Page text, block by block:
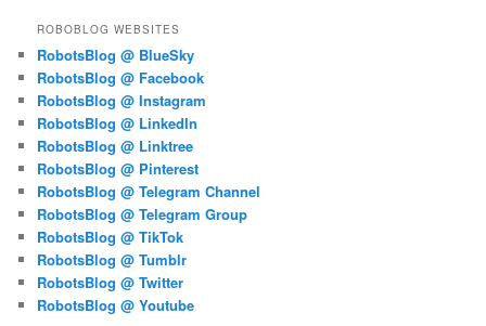
ROBOBLOG WEBSITES
RobotsBlog @ BlueSky
RobotsBlog @ Facebook
RobotsBlog @ Instagram
RobotsBlog @ LinkedIn
RobotsBlog @ Linktree
RobotsBlog @ Pinterest
RobotsBlog @ Telegram Channel
RobotsBlog @ Telegram Group
RobotsBlog @ TikTok
RobotsBlog @ Tumblr
RobotsBlog @ Twitter
RobotsBlog @ Youtube